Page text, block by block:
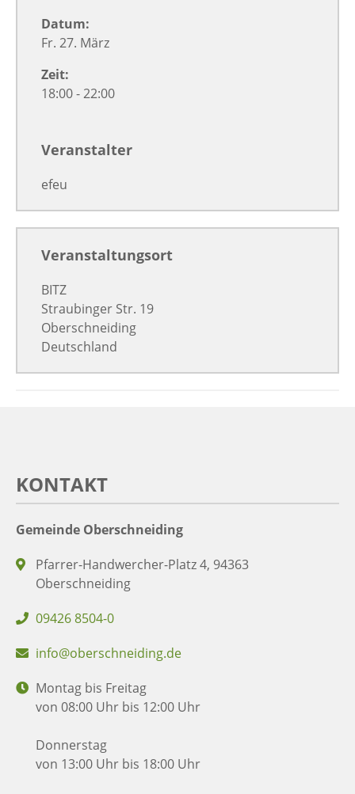
Datum:
Fr. 27. März
Zeit:
18:00 - 22:00
Veranstalter
efeu
Veranstaltungsort
BITZ
Straubinger Str. 19
Oberschneiding
Deutschland
KONTAKT
Gemeinde Oberschneiding
Pfarrer-Handwercher-Platz 4, 94363
Oberschneiding
09426 8504-0
info@oberschneiding.de
Montag bis Freitag
von 08:00 Uhr bis 12:00 Uhr
Donnerstag
von 13:00 Uhr bis 18:00 Uhr